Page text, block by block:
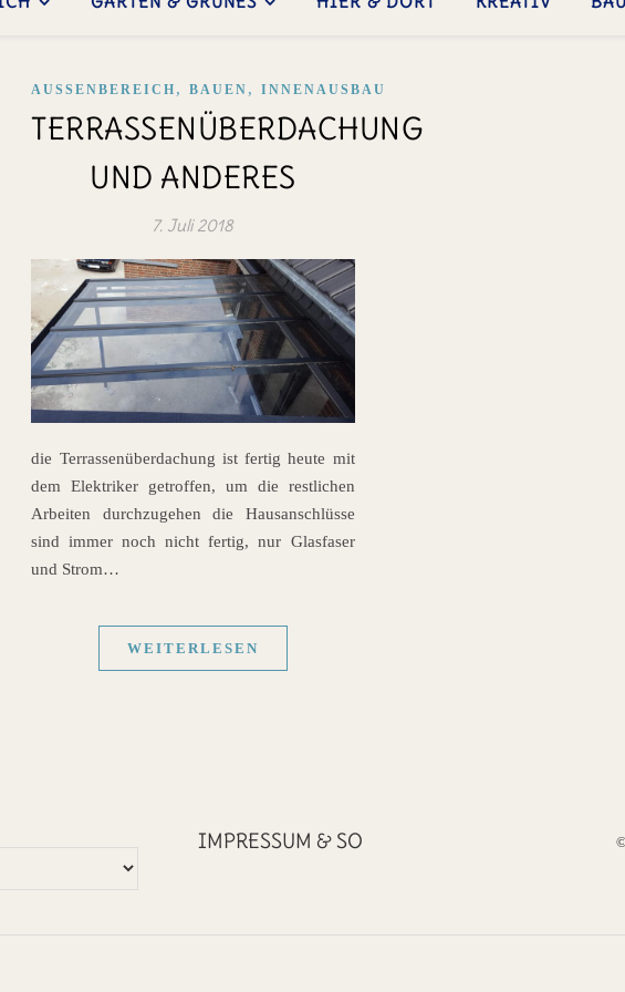
AUSSENBEREICH ,BAUEN ,INNENAUSBAU
TERRASSENÜBERDACHUNG
UND ANDERES
7. Juli 2018
die Terrassenüberdachung ist fertig heute mit
dem Elektriker getroffen, um die restlichen
Arbeiten durchzugehen die Hausanschlüsse
sind immer noch nicht fertig, nur Glasfaser
und Strom…
WEITERLESEN
IMPRESSUM & SO